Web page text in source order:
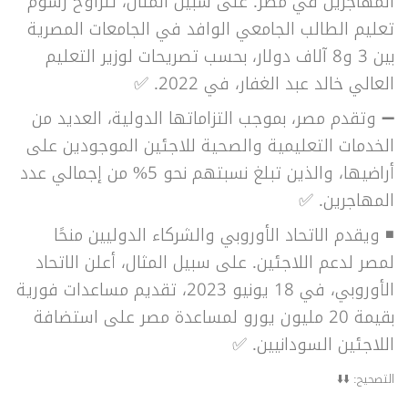
تعليم الطالب الجامعي الوافد في الجامعات المصرية
بين 3 و8 آلاف دولار، بحسب تصريحات لوزير التعليم
العالي خالد عبد الغفار، في 2022. ✅
➖ وتقدم مصر، بموجب التزاماتها الدولية، العديد من
الخدمات التعليمية والصحية للاجئين الموجودين على
أراضيها، والذين تبلغ نسبتهم نحو 5% من إجمالي عدد
المهاجرين. ✅
◾ ويقدم الاتحاد الأوروبي والشركاء الدوليين منحًا
لمصر لدعم اللاجئين. على سبيل المثال، أعلن الاتحاد
الأوروبي، في 18 يونيو 2023، تقديم مساعدات فورية
بقيمة 20 مليون يورو لمساعدة مصر على استضافة
اللاجئين السودانيين. ✅
التصحيح: ⬇️⬇️